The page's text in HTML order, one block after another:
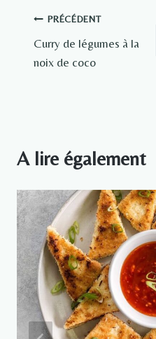
Navigation
de
PRÉCÉDENT
Curry de légumes à la
noix de coco
A lire également